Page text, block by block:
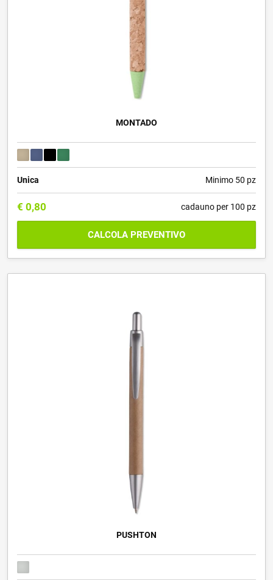
MONTADO
Unica Minimo 50 pz
€ 0,80 cadauno per 100 pz
CALCOLA PREVENTIVO
PUSHTON